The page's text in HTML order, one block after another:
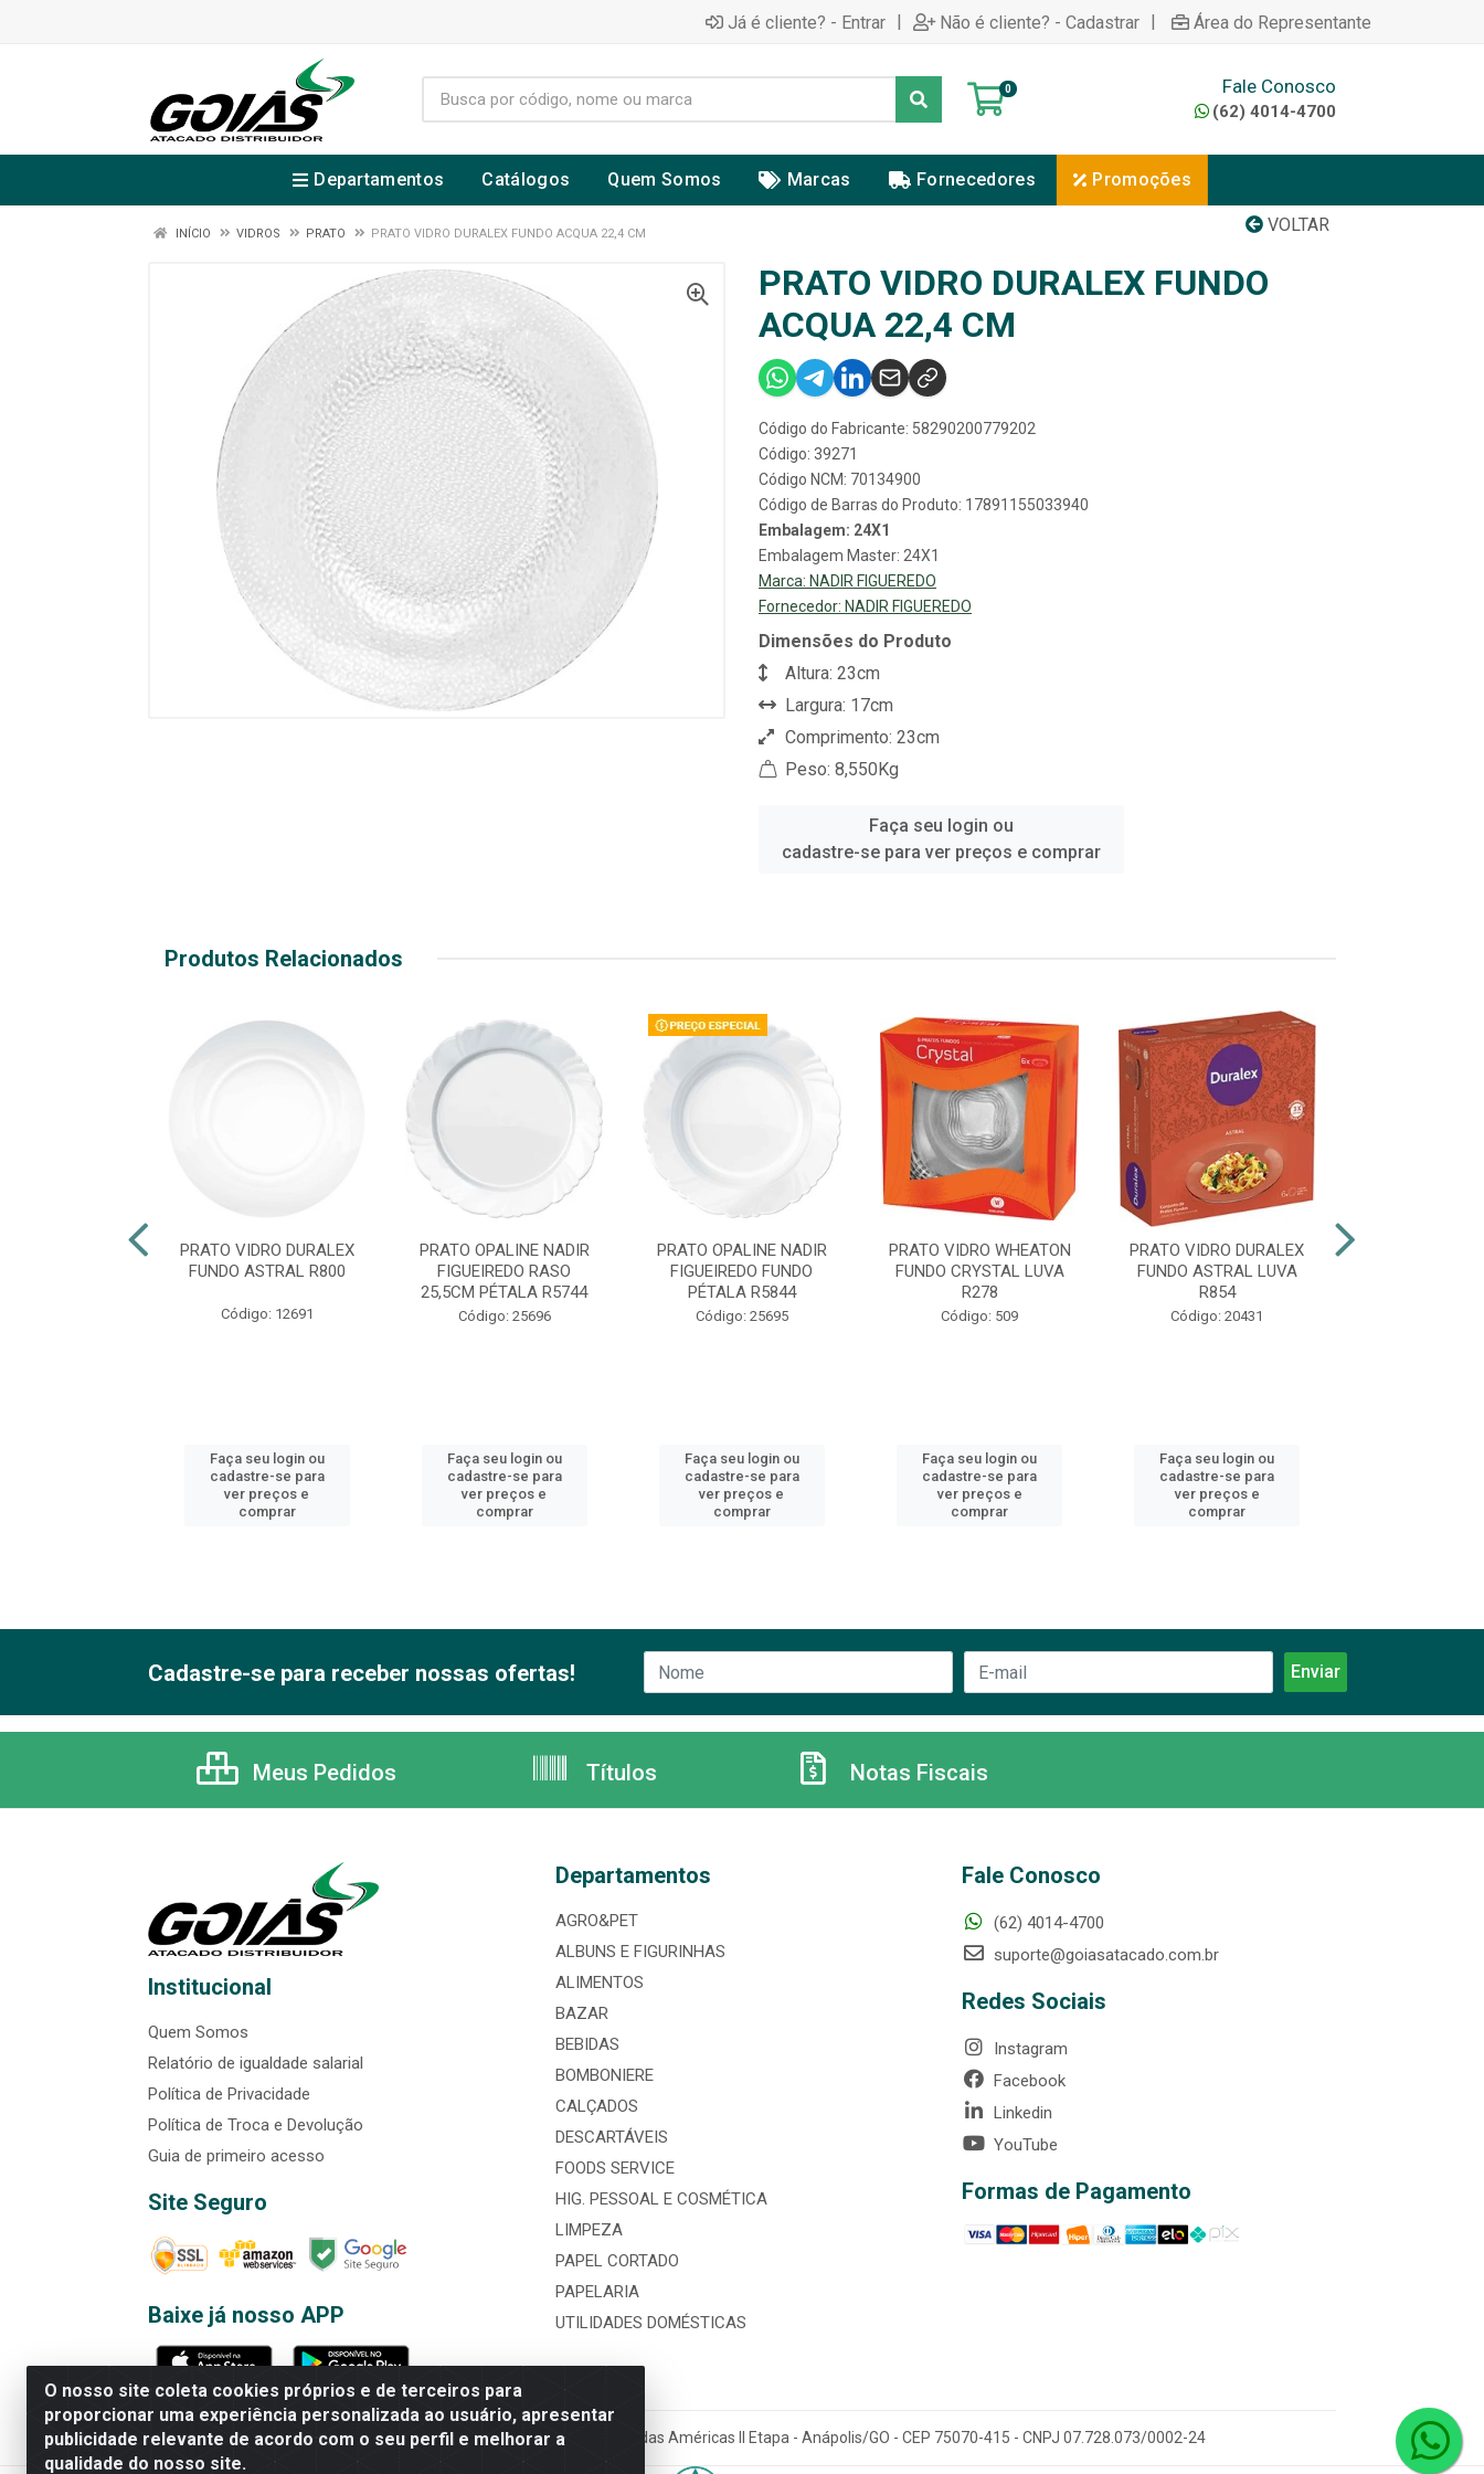
Já é cliente? - Entrar | Não é cliente? - Cadastrar | Área do Representante
0 Fale Conosco
(62) 4014-4700
Departamentos Catálogos Quem Somos Marcas Fornecedores Promoções
VOLTAR
INÍCIO VIDROS PRATO PRATO VIDRO DURALEX FUNDO ACQUA 22,4 CM
PRATO VIDRO DURALEX FUNDO
ACQUA 22,4 CM
Código do Fabricante: 58290200779202
Código: 39271
Código NCM: 70134900
Código de Barras do Produto: 17891155033940
Embalagem: 24X1
Embalagem Master: 24X1
Marca: NADIR FIGUEREDO
Fornecedor: NADIR FIGUEREDO
Dimensões do Produto
Altura: 23cm
Largura: 17cm
Comprimento: 23cm
Peso: 8,550Kg
Faça seu login ou
cadastre-se para ver preços e comprar
Produtos Relacionados
PRATO VIDRO DURALEX
FUNDO ASTRAL R800
Código: 12691
Faça seu login ou
cadastre-se para
ver preços e
comprar
PRATO OPALINE NADIR
FIGUEIREDO RASO
25,5CM PÉTALA R5744
Código: 25696
Faça seu login ou
cadastre-se para
ver preços e
comprar
PRATO OPALINE NADIR
FIGUEIREDO FUNDO
PÉTALA R5844
Código: 25695
Faça seu login ou
cadastre-se para
ver preços e
comprar
PRATO VIDRO WHEATON
FUNDO CRYSTAL LUVA
R278
Código: 509
Faça seu login ou
cadastre-se para
ver preços e
comprar
PRATO VIDRO DURALEX
FUNDO ASTRAL LUVA
R854
Código: 20431
Faça seu login ou
cadastre-se para
ver preços e
comprar
O nosso site coleta cookies próprios e de terceiros para
proporcionar uma experiência personalizada ao usuário, apresentar
publicidade relevante de acordo com o seu perfil e melhorar a
qualidade do nosso site.
Cadastre-se para receber nossas ofertas!
Meus Pedidos Títulos Notas Fiscais
Institucional
Quem Somos
Relatório de igualdade salarial
Política de Privacidade
Política de Troca e Devolução
Guia de primeiro acesso
Site Seguro
Baixe já nosso APP
Departamentos
AGRO&PET
ALBUNS E FIGURINHAS
ALIMENTOS
BAZAR
BEBIDAS
BOMBONIERE
CALÇADOS
DESCARTÁVEIS
FOODS SERVICE
HIG. PESSOAL E COSMÉTICA
LIMPEZA
PAPEL CORTADO
PAPELARIA
UTILIDADES DOMÉSTICAS
Fale Conosco
(62) 4014-4700
suporte@goiasatacado.com.br
Redes Sociais
Instagram
Facebook
Linkedin
YouTube
Formas de Pagamento
Rede Brasil - Avenida Universitária, nº 3860, Jardim das Américas II Etapa - Anápolis/GO - CEP 75070-415 - CNPJ 07.728.073/0002-24